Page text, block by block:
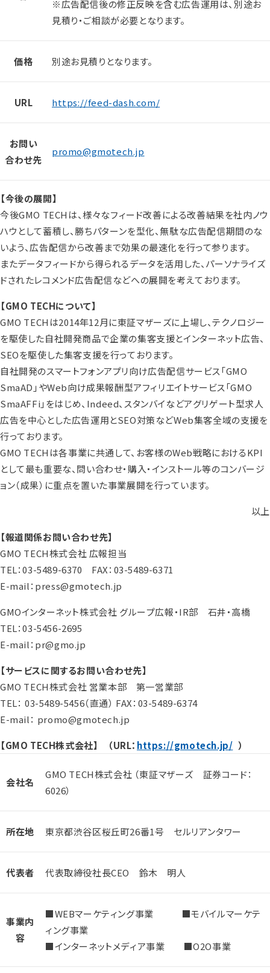
※広告配信後の修正反映を含む広告運用は、別途お
見積り・ご相談が必要となります。
価格 別途お見積りとなります。
URL https://feed-dash.com/
お問い
合わせ先
promo@gmotech.jp
【今後の展開】
今後GMO TECHは、様々なフィード改善による改善結果を社内ノウ
ハウとして蓄積し、勝ちパターンを型化、無駄な広告配信期間のな
いよう、広告配信から改善まで効果の最速化を行って参ります。
またデータフィードから得られるデータを活用した、パーソナライズ
ドされたレコメンド広告配信などへの展開を考えております。
【GMO TECHについて】
GMO TECHは2014年12月に東証マザーズに上場し、テクノロジー
を駆使した自社開発商品で企業の集客支援とインターネット広告、
SEOを駆使した集客支援を行っております。
自社開発のスマートフォンアプリ向け広告配信サービス「GMO
SmaAD」やWeb向け成果報酬型アフィリエイトサービス「GMO
SmaAFFi」をはじめ、Indeed、スタンバイなどアグリゲート型求人
広告を中心とした広告運用とSEO対策などWeb集客全域の支援を
行っております。
GMO TECHは各事業に共通して、お客様のWeb戦略におけるKPI
として最も重要な、問い合わせ・購入・インストール等のコンバージ
ョン（成果）に重点を置いた事業展開を行っています。
以上
【報道関係お問い合わせ先】
GMO TECH株式会社 広報担当
TEL：03-5489-6370 FAX：03-5489-6371
E-mail：press@gmotech.jp
GMOインターネット株式会社 グループ広報・IR部 石井・高橋
TEL：03-5456-2695
E-mail：pr@gmo.jp
【サービスに関するお問い合わせ先】
GMO TECH株式会社 営業本部 第一営業部
TEL： 03-5489-5456（直通） FAX：03-5489-6374
E-mail： promo@gmotech.jp
【GMO TECH株式会社】 （URL： https://gmotech.jp/ ）
会社名
GMO TECH株式会社 （東証マザーズ 証券コード：
6026）
所在地 東京都渋谷区桜丘町26番1号 セルリアンタワー
代表者 代表取締役社長CEO 鈴木 明人
事業内
容
■WEBマーケティング事業 ■モバイルマーケテ
ィング事業
■インターネットメディア事業 ■O2O事業